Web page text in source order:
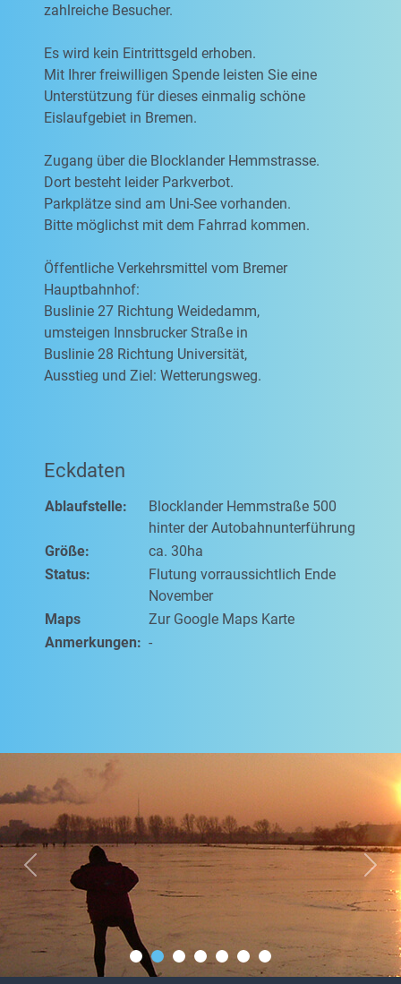
Previous Next
zahlreiche Besucher.
Es wird kein Eintrittsgeld erhoben.
Mit Ihrer freiwilligen Spende leisten Sie eine
Unterstützung für dieses einmalig schöne
Eislaufgebiet in Bremen.
Zugang über die Blocklander Hemmstrasse.
Dort besteht leider Parkverbot.
Parkplätze sind am Uni-See vorhanden.
Bitte möglichst mit dem Fahrrad kommen.
Öffentliche Verkehrsmittel vom Bremer
Hauptbahnhof:
Buslinie 27 Richtung Weidedamm,
umsteigen Innsbrucker Straße in
Buslinie 28 Richtung Universität,
Ausstieg und Ziel: Wetterungsweg.
Eckdaten
Ablaufstelle:
Blocklander Hemmstraße 500
hinter der Autobahnunterführung
Größe:
ca. 30ha
Status:
Flutung vorraussichtlich Ende
November
Maps
Zur Google Maps Karte
Anmerkungen: -